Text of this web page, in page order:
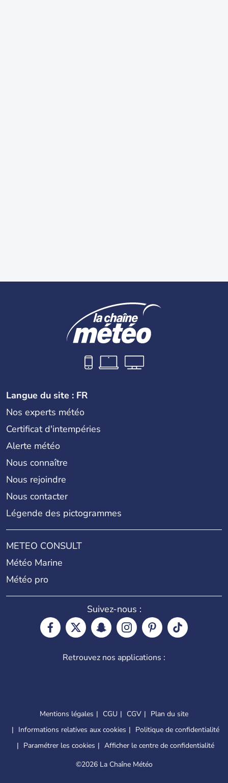
Langue du site : FR
Nos experts météo
Certificat d'intempéries
Alerte météo
Nous connaître
Nous rejoindre
Nous contacter
Légende des pictogrammes
METEO CONSULT
Météo Marine
Météo pro
Suivez-nous :
Retrouvez nos applications :
Mentions légales CGU CGV
Plan du site
Informations relatives aux cookies
Politique de confidentialité
Paramétrer les cookies
Afficher le centre de confidentialité
©2026 La Chaîne Météo